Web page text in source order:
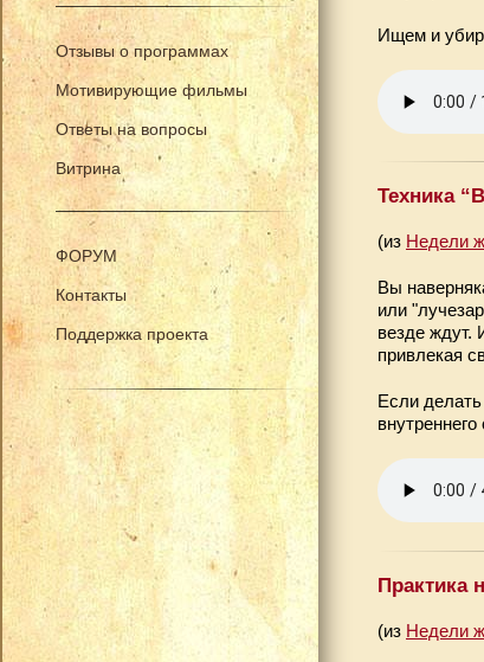
Отзывы о программах
Мотивирующие фильмы
Ответы на вопросы
Витрина
ФОРУМ
Контакты
Поддержка проекта
Ищем и
Техника
(из Недели
Вы
или
везде ждут.
привлекая
Если
внутреннего
Практика
(из Недели